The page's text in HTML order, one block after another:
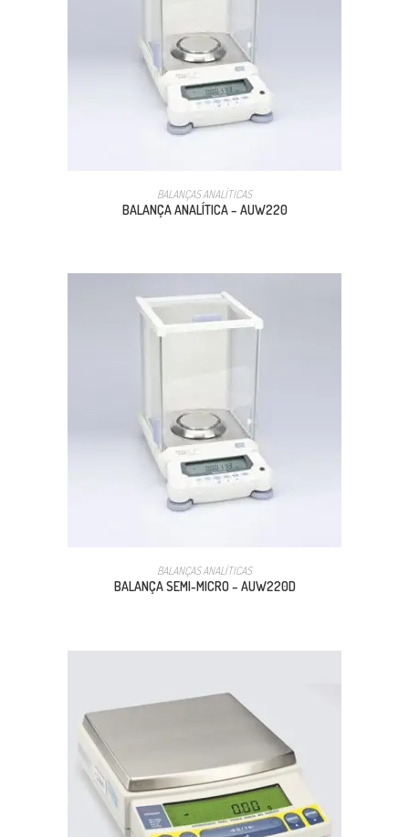
BALANÇAS ANALÍTICAS
BALANÇA ANALÍTICA – AUW220
BALANÇAS ANALÍTICAS
BALANÇA SEMI-MICRO – AUW220D